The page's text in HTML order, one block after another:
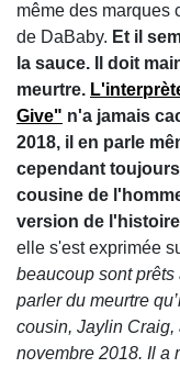
même des marques
de DaBaby. Et il
la sauce. Il doit
meurtre.
Give" n'a jamais
2018, il en parle
cependant
cousine de
version de
elle s'est exprimée
beaucoup sont
parler du meurtre
cousin, Jaylin Craig,
novembre 2018. Il a